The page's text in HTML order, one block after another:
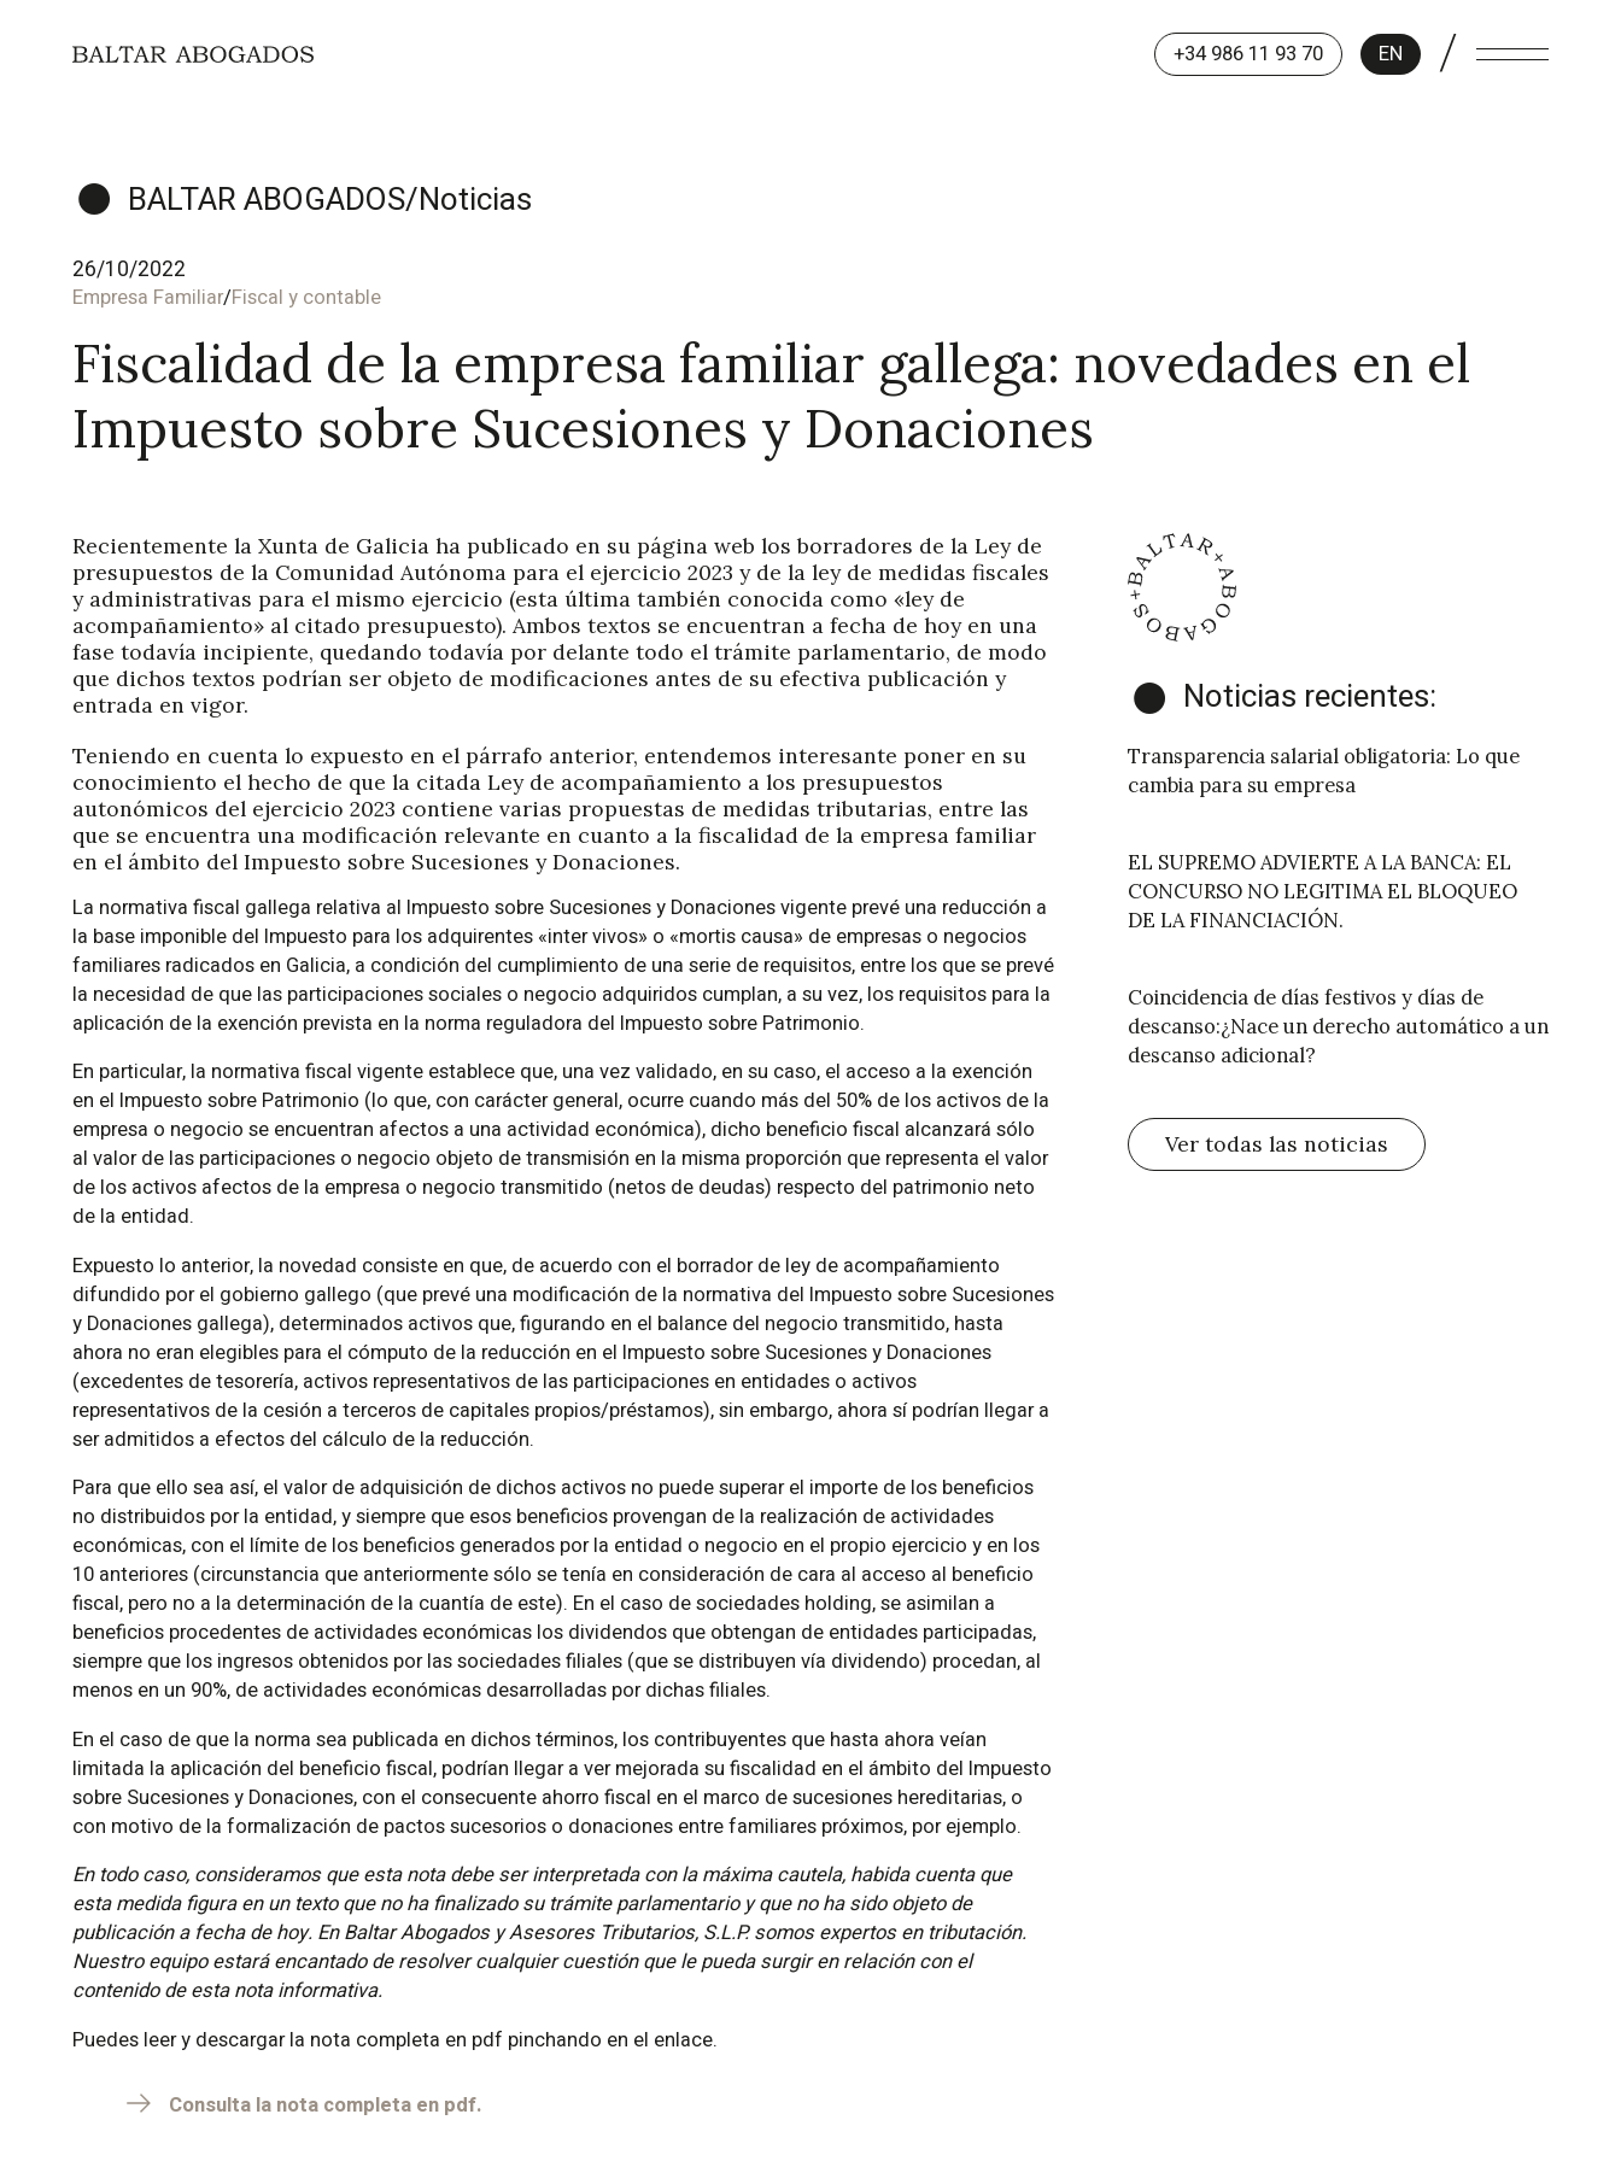
+34 986 11 93 70 EN /
BALTAR ABOGADOS/Noticias
26/10/2022
Empresa Familiar/Fiscal y contable
Fiscalidad de la empresa familiar gallega: novedades en el
Impuesto sobre Sucesiones y Donaciones
Recientemente la Xunta de Galicia ha publicado en su página web los borradores de la Ley de
presupuestos de la Comunidad Autónoma para el ejercicio 2023 y de la ley de medidas fiscales
y administrativas para el mismo ejercicio (esta última también conocida como «ley de
acompañamiento» al citado presupuesto). Ambos textos se encuentran a fecha de hoy en una
fase todavía incipiente, quedando todavía por delante todo el trámite parlamentario, de modo
que dichos textos podrían ser objeto de modificaciones antes de su efectiva publicación y
entrada en vigor.
Teniendo en cuenta lo expuesto en el párrafo anterior, entendemos interesante poner en su
conocimiento el hecho de que la citada Ley de acompañamiento a los presupuestos
autonómicos del ejercicio 2023 contiene varias propuestas de medidas tributarias, entre las
que se encuentra una modificación relevante en cuanto a la fiscalidad de la empresa familiar
en el ámbito del Impuesto sobre Sucesiones y Donaciones.
La normativa fiscal gallega relativa al Impuesto sobre Sucesiones y Donaciones vigente prevé una reducción a
la base imponible del Impuesto para los adquirentes «inter vivos» o «mortis causa» de empresas o negocios
familiares radicados en Galicia, a condición del cumplimiento de una serie de requisitos, entre los que se prevé
la necesidad de que las participaciones sociales o negocio adquiridos cumplan, a su vez, los requisitos para la
aplicación de la exención prevista en la norma reguladora del Impuesto sobre Patrimonio.
En particular, la normativa fiscal vigente establece que, una vez validado, en su caso, el acceso a la exención
en el Impuesto sobre Patrimonio (lo que, con carácter general, ocurre cuando más del 50% de los activos de la
empresa o negocio se encuentran afectos a una actividad económica), dicho beneficio fiscal alcanzará sólo
al valor de las participaciones o negocio objeto de transmisión en la misma proporción que representa el valor
de los activos afectos de la empresa o negocio transmitido (netos de deudas) respecto del patrimonio neto
de la entidad.
Expuesto lo anterior, la novedad consiste en que, de acuerdo con el borrador de ley de acompañamiento
difundido por el gobierno gallego (que prevé una modificación de la normativa del Impuesto sobre Sucesiones
y Donaciones gallega), determinados activos que, figurando en el balance del negocio transmitido, hasta
ahora no eran elegibles para el cómputo de la reducción en el Impuesto sobre Sucesiones y Donaciones
(excedentes de tesorería, activos representativos de las participaciones en entidades o activos
representativos de la cesión a terceros de capitales propios/préstamos), sin embargo, ahora sí podrían llegar a
ser admitidos a efectos del cálculo de la reducción.
Para que ello sea así, el valor de adquisición de dichos activos no puede superar el importe de los beneficios
no distribuidos por la entidad, y siempre que esos beneficios provengan de la realización de actividades
económicas, con el límite de los beneficios generados por la entidad o negocio en el propio ejercicio y en los
10 anteriores (circunstancia que anteriormente sólo se tenía en consideración de cara al acceso al beneficio
fiscal, pero no a la determinación de la cuantía de este). En el caso de sociedades holding, se asimilan a
beneficios procedentes de actividades económicas los dividendos que obtengan de entidades participadas,
siempre que los ingresos obtenidos por las sociedades filiales (que se distribuyen vía dividendo) procedan, al
menos en un 90%, de actividades económicas desarrolladas por dichas filiales.
En el caso de que la norma sea publicada en dichos términos, los contribuyentes que hasta ahora veían
limitada la aplicación del beneficio fiscal, podrían llegar a ver mejorada su fiscalidad en el ámbito del Impuesto
sobre Sucesiones y Donaciones, con el consecuente ahorro fiscal en el marco de sucesiones hereditarias, o
con motivo de la formalización de pactos sucesorios o donaciones entre familiares próximos, por ejemplo.
En todo caso, consideramos que esta nota debe ser interpretada con la máxima cautela, habida cuenta que
esta medida figura en un texto que no ha finalizado su trámite parlamentario y que no ha sido objeto de
publicación a fecha de hoy. En Baltar Abogados y Asesores Tributarios, S.L.P. somos expertos en tributación.
Nuestro equipo estará encantado de resolver cualquier cuestión que le pueda surgir en relación con el
contenido de esta nota informativa.
Puedes leer y descargar la nota completa en pdf pinchando en el enlace.
Consulta la nota completa en pdf.
Noticias recientes:
Transparencia salarial obligatoria: Lo que
cambia para su empresa
EL SUPREMO ADVIERTE A LA BANCA: EL
CONCURSO NO LEGITIMA EL BLOQUEO
DE LA FINANCIACIÓN.
Coincidencia de días festivos y días de
descanso:¿Nace un derecho automático a un
descanso adicional?
Ver todas las noticias
Suscríbete a nuestro boletín de noticias y mantente
informado de todas las novedades relacionadas con nuestra
*Campos obligatorios